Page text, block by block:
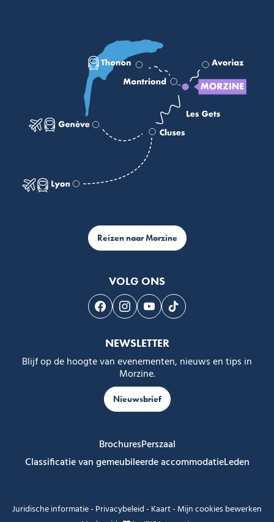
Reizen naar Morzine
VOLG ONS
Volg ons op Facebook
Volg ons op Instagram
Volg ons op Youtube
Volg ons op Tiktok
NEWSLETTER
Blijf op de hoogte van evenementen, nieuws en tips in
Morzine.
Nieuwsbrief
BrochuresPerszaal
Classificatie van gemeubileerde accommodatieLeden
Juridische informatie- Privacybeleid- Kaart- Mijn cookies bewerken